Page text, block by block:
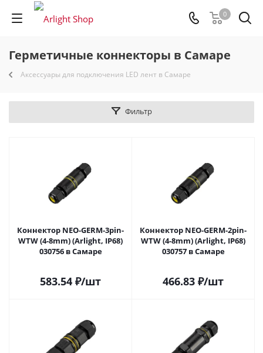
0
Герметичные коннекторы в Самаре
Аксессуары для подключения LED лент в Самаре
Фильтр
Коннектор NEO-GERM-3pin-
WTW (4-8mm) (Arlight, IP68)
030756 в Самаре
583.54 ₽/шт
Коннектор NEO-GERM-2pin-
WTW (4-8mm) (Arlight, IP68)
030757 в Самаре
466.83 ₽/шт